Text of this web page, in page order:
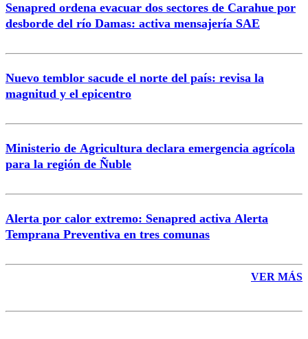
Correo
Senapred ordena evacuar dos sectores de Carahue por
desborde del río Damas: activa mensajería SAE
Nuevo temblor sacude el norte del país: revisa la
magnitud y el epicentro
Ministerio de Agricultura declara emergencia agrícola
para la región de Ñuble
Alerta por calor extremo: Senapred activa Alerta
Temprana Preventiva en tres comunas
VER MÁS